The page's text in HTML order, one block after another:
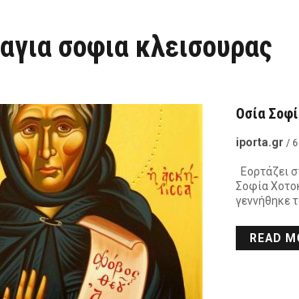
αγια σοφια κλεισουρας
Οσία
iporta.gr / 6
Εορτάζει
Σοφία
γεννήθηκε
READ